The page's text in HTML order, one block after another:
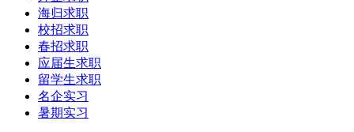
海归求职
校招求职
春招求职
应届生求职
留学生求职
名企实习
暑期实习